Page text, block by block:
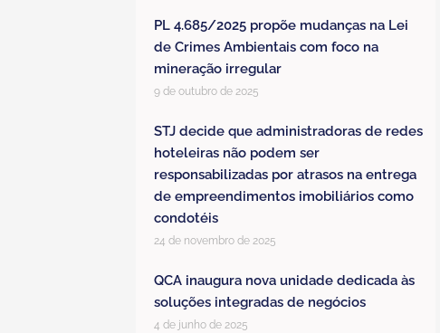
PL 4.685/2025 propõe mudanças na Lei
de Crimes Ambientais com foco na
mineração irregular
9 de outubro de 2025
STJ decide que administradoras de redes
hoteleiras não podem ser
responsabilizadas por atrasos na entrega
de empreendimentos imobiliários como
condotéis
24 de novembro de 2025
QCA inaugura nova unidade dedicada às
soluções integradas de negócios
4 de junho de 2025